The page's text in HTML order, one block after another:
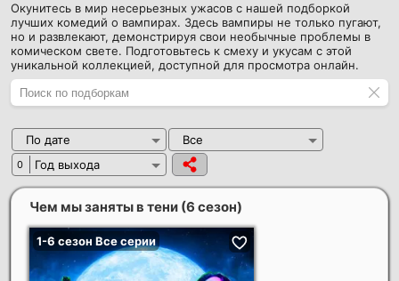
Окунитесь в мир несерьезных ужасов с нашей подборкой
лучших комедий о вампирах. Здесь вампиры не только пугают,
но и развлекают, демонстрируя свои необычные проблемы в
комическом свете. Подготовьтесь к смеху и укусам с этой
уникальной коллекцией, доступной для просмотра онлайн.
По дате Все
0 Год выхода
Чем мы заняты в тени (6 сезон)